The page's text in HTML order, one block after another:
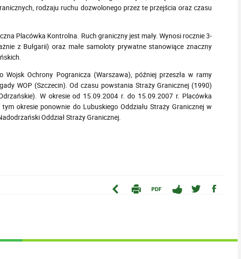
rodzaju ruchu dozwolonego przez te przejścia oraz czasu
Placówka Kontrolna. Ruch graniczny jest mały. Wynosi rocznie 3-
z Bułgarii) oraz małe samoloty prywatne stanowiące znaczny
Ochrony Pogranicza (Warszawa), później przeszła w ramy
WOP (Szczecin). Od czasu powstania Straży Granicznej (1990)
W okresie od 15.09.2004 r. do 15.09.2007 r. Placówka
okresie ponownie do Lubuskiego Oddziału Straży Granicznej w
Oddział Straży Granicznej.